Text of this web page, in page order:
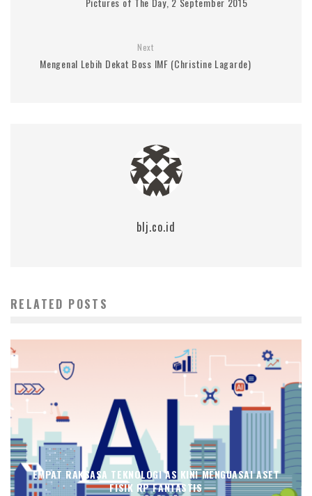
Next
Mengenal Lebih Dekat Boss IMF (Christine Lagarde)
blj.co.id
RELATED POSTS
EMPAT RAKSASA TEKNOLOGI AS KINI MENGUASAI ASET
FISIK RP FANTASTIS